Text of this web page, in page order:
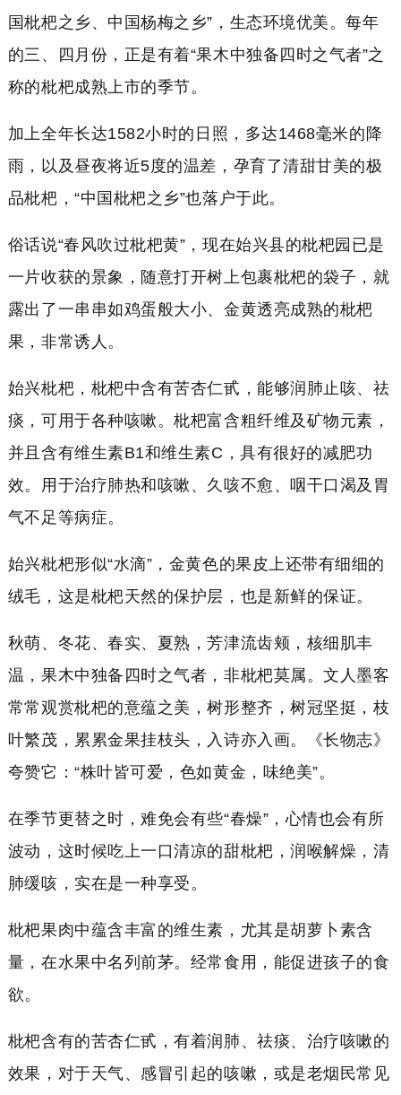
国枇杷之乡、中国杨梅之乡”，生态环境优美。每年
的三、四月份，正是有着“果木中独备四时之气者”之
称的枇杷成熟上市的季节。
加上全年长达1582小时的日照，多达1468毫米的降
雨，以及昼夜将近5度的温差，孕育了清甜甘美的极
品枇杷，“中国枇杷之乡”也落户于此。
俗话说“春风吹过枇杷黄”，现在始兴县的枇杷园已是
一片收获的景象，随意打开树上包裹枇杷的袋子，就
露出了一串串如鸡蛋般大小、金黄透亮成熟的枇杷
果，非常诱人。
始兴枇杷，枇杷中含有苦杏仁甙，能够润肺止咳、祛
痰，可用于各种咳嗽。枇杷富含粗纤维及矿物元素，
并且含有维生素B1和维生素C，具有很好的减肥功
效。用于治疗肺热和咳嗽、久咳不愈、咽干口渴及胃
气不足等病症。
始兴枇杷形似“水滴”，金黄色的果皮上还带有细细的
绒毛，这是枇杷天然的保护层，也是新鲜的保证。
秋萌、冬花、春实、夏熟，芳津流齿颊，核细肌丰
温，果木中独备四时之气者，非枇杷莫属。文人墨客
常常观赏枇杷的意蕴之美，树形整齐，树冠坚挺，枝
叶繁茂，累累金果挂枝头，入诗亦入画。《长物志》
夸赞它：“株叶皆可爱，色如黄金，味绝美”。
在季节更替之时，难免会有些“春燥”，心情也会有所
波动，这时候吃上一口清凉的甜枇杷，润喉解燥，清
肺缓咳，实在是一种享受。
枇杷果肉中蕴含丰富的维生素，尤其是胡萝卜素含
量，在水果中名列前茅。经常食用，能促进孩子的食
欲。
枇杷含有的苦杏仁甙，有着润肺、祛痰、治疗咳嗽的
效果，对于天气、感冒引起的咳嗽，或是老烟民常见